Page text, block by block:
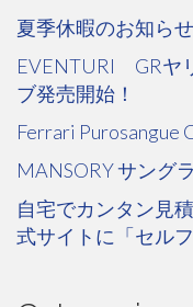
夏季休暇のお知らせ
EVENTURI GRヤ
ブ発売開始！
Ferrari Purosangue
MANSORY サング
自宅でカンタン見
式サイトに「セル